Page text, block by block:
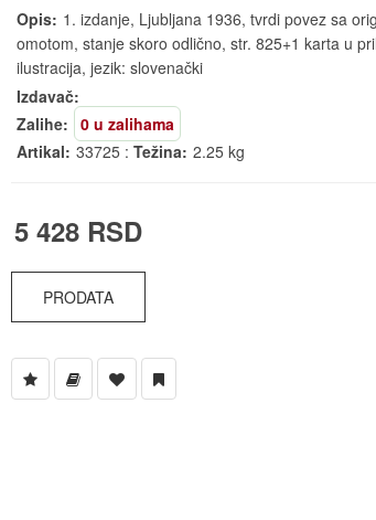
Opis: 1. izdanje, Ljubljana 1936, tvrdi povez sa
omotom, stanje skoro odlično, str. 825+1 karta u
ilustracija, jezik: slovenački
Izdavač:
Zalihe:
0 u zalihama
Artikal: 33725 :Težina: 2.25 kg
5 428 RSD
PRODATA